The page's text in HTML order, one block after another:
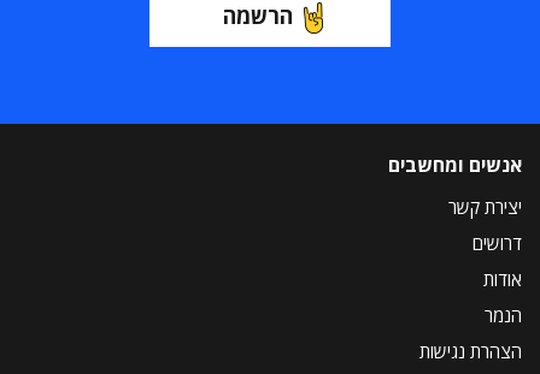
הרשמה
אנשים ומחשבים
יצירת קשר
דרושים
אודות
הנמר
הצהרת נגישות